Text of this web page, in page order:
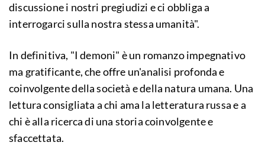
discussione i nostri pregiudizi e ci obbliga a
interrogarci sulla nostra stessa umanità".
In definitiva, "I demoni" è un romanzo impegnativo
ma gratificante, che offre un'analisi profonda e
coinvolgente della società e della natura umana. Una
lettura consigliata a chi ama la letteratura russa e a
chi è alla ricerca di una storia coinvolgente e
sfaccettata.